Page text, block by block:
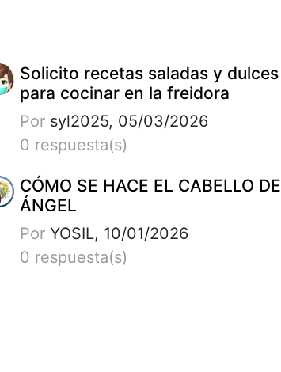
Solicito recetas saladas y dulces
para cocinar en la freidora
Porsyl2025, 05/03/2026
0 respuesta(s)
CÓMO SE HACE EL CABELLO DE
ÁNGEL
PorYOSIL, 10/01/2026
0 respuesta(s)